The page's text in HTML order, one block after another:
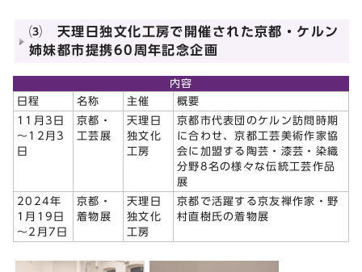
⑶ 天理日独文化工房で開催された京都・ケルン
姉妹都市提携60周年記念企画
内容
日程
名称 主催
概要
11月3日
～12月3
日
京都・
工芸展
天理日
独文化
工房
京都市代表団のケルン訪問時期
に合わせ、京都工芸美術作家協
会に加盟する陶芸・漆芸・染織
分野8名の様々な伝統工芸作品
展
2024年
1月19日
～2月7日
京都・
着物展
天理日
独文化
工房
京都で活躍する京友禅作家・野
村直樹氏の着物展